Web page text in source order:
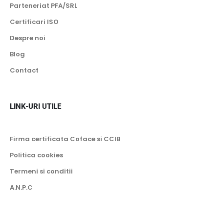
Parteneriat PFA/SRL
Certificari ISO
Despre noi
Blog
Contact
LINK-URI UTILE
Firma certificata Coface si CCIB
Politica cookies
Termeni si conditii
A.N.P.C